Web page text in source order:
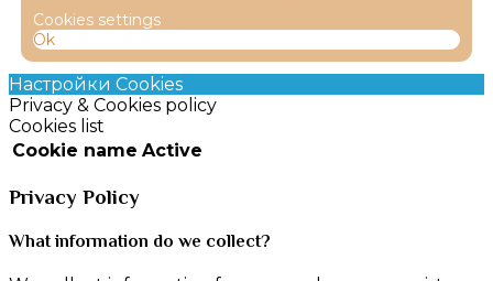
Cookies settings
Ok
Настройки Cookies
Privacy & Cookies policy
Cookies list
Cookie name Active
Privacy Policy
What information do we collect?